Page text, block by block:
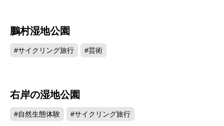
鵬村湿地公園
#サイクリング旅行 #芸術
右岸の湿地公園
#自然生態体験 #サイクリング旅行